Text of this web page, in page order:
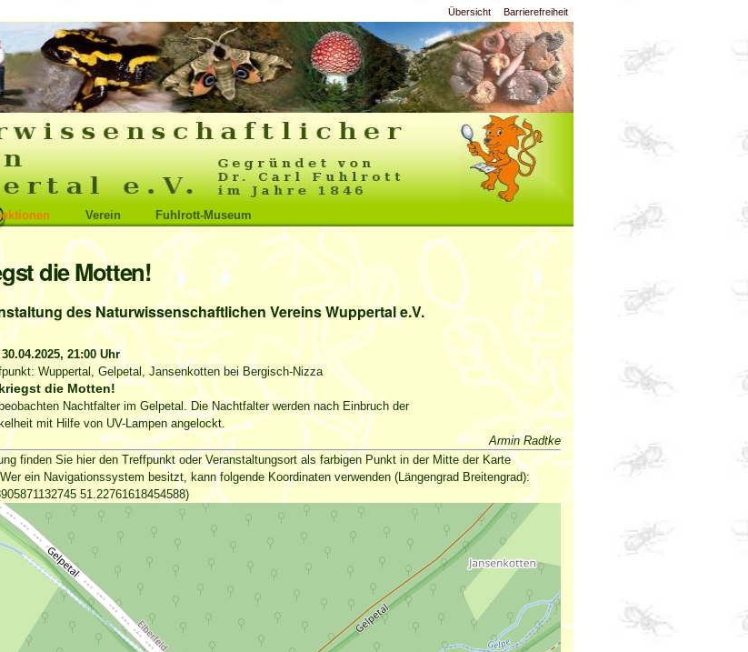
Übersicht Barrierefreiheit
Verein Fuhlrott-Museum
die Motten!
des Naturwissenschaftlichen Vereins Wuppertal e.V.
21:00 Uhr
Wuppertal, Gelpetal, Jansenkotten bei Bergisch-Nizza
die Motten!
Nachtfalter im Gelpetal. Die Nachtfalter werden nach Einbruch der
mit Hilfe von UV-Lampen angelockt.
Armin Radtke
finden Sie hier den Treffpunkt oder Veranstaltungsort als farbigen Punkt in der Mitte der Karte
ein Navigationssystem besitzt, kann folgende Koordinaten verwenden (Längengrad Breitengrad):
51.22761618454588)